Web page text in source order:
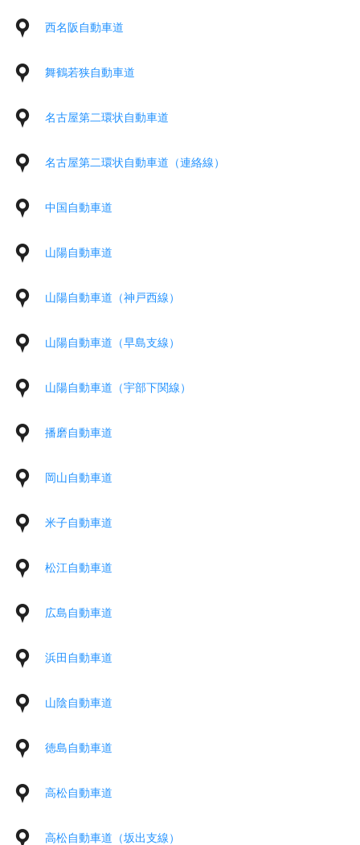
西名阪自動車道
舞鶴若狭自動車道
名古屋第二環状自動車道
名古屋第二環状自動車道（連絡線）
中国自動車道
山陽自動車道
山陽自動車道（神戸西線）
山陽自動車道（早島支線）
山陽自動車道（宇部下関線）
播磨自動車道
岡山自動車道
米子自動車道
松江自動車道
広島自動車道
浜田自動車道
山陰自動車道
徳島自動車道
高松自動車道
高松自動車道（坂出支線）